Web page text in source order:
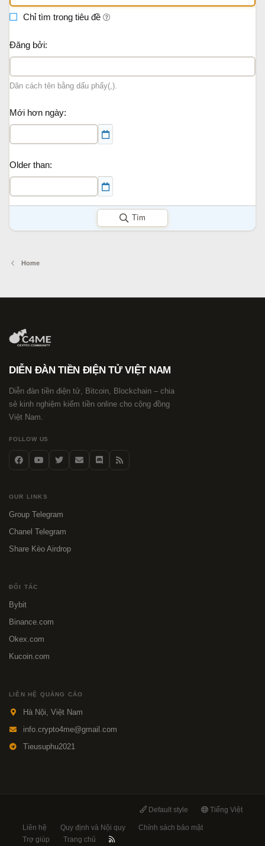
Chỉ tìm trong tiêu đề
Đăng bởi
Dãn cách tên bằng dấu phẩy(,).
Mới hơn ngày
Older than
Tìm
Home
DIỄN ĐÀN TIỀN ĐIỆN TỬ VIỆT NAM
Diễn đàn tiền điện tử, Bitcoin, Blockchain – chia
sẻ kinh nghiệm kiếm tiền online cho cộng đồng
Việt Nam.
FOLLOW US
OUR LINKS
Group Telegram
Chanel Telegram
Share Kèo Airdrop
ĐỐI TÁC
Bybit
Binance.com
Okex.com
Kucoin.com
LIÊN HỆ QUẢNG CÁO
Hà Nội, Việt Nam
info.crypto4me@gmail.com
Tieusuphu2021
Default style Tiếng Việt
Liên hệ Quy định và Nội quy
Chính sách bảo mật
Trợ giúp
Trang chủ